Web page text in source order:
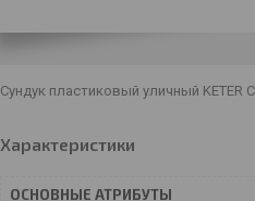
Сундук пластиковый уличный KETER
Характеристики
ОСНОВНЫЕ АТРИБУТЫ